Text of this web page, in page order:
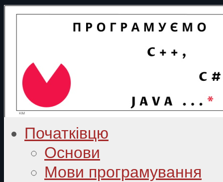
Початківцю
Основи
Мови програмування